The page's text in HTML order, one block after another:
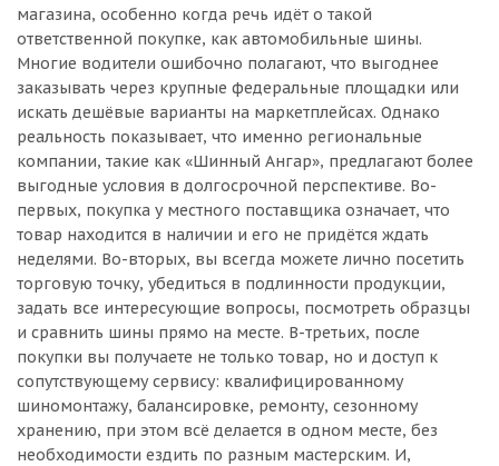
магазина, особенно когда речь идёт о такой
ответственной покупке, как автомобильные шины.
Многие водители ошибочно полагают, что выгоднее
заказывать через крупные федеральные площадки или
искать дешёвые варианты на маркетплейсах. Однако
реальность показывает, что именно региональные
компании, такие как «Шинный Ангар», предлагают более
выгодные условия в долгосрочной перспективе. Во-
первых, покупка у местного поставщика означает, что
товар находится в наличии и его не придётся ждать
неделями. Во-вторых, вы всегда можете лично посетить
торговую точку, убедиться в подлинности продукции,
задать все интересующие вопросы, посмотреть образцы
и сравнить шины прямо на месте. В-третьих, после
покупки вы получаете не только товар, но и доступ к
сопутствующему сервису: квалифицированному
шиномонтажу, балансировке, ремонту, сезонному
хранению, при этом всё делается в одном месте, без
необходимости ездить по разным мастерским. И,